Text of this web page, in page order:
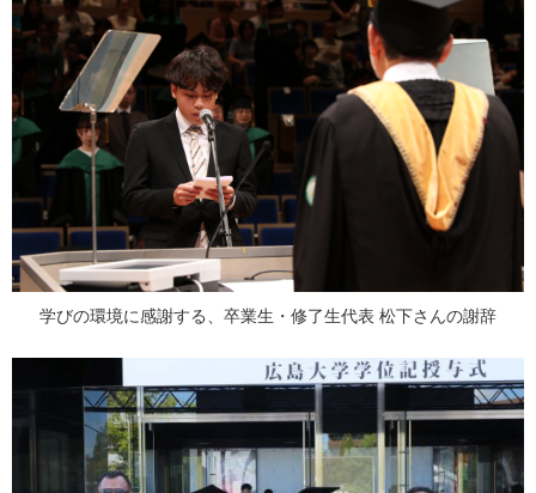
学びの環境に感謝する、卒業生・修了生代表 松下さんの謝辞